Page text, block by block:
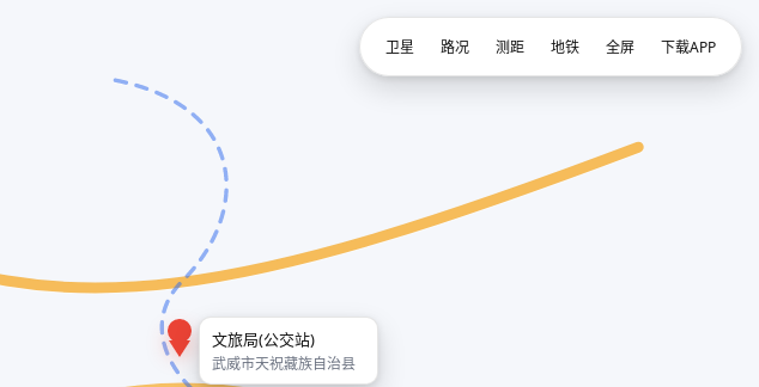
文旅局(公交站)
武威市天祝藏族自治县
卫星 路况 测距 地铁 全屏 下载APP